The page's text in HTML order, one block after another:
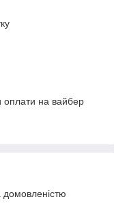
оплати на вайбер
домовленістю